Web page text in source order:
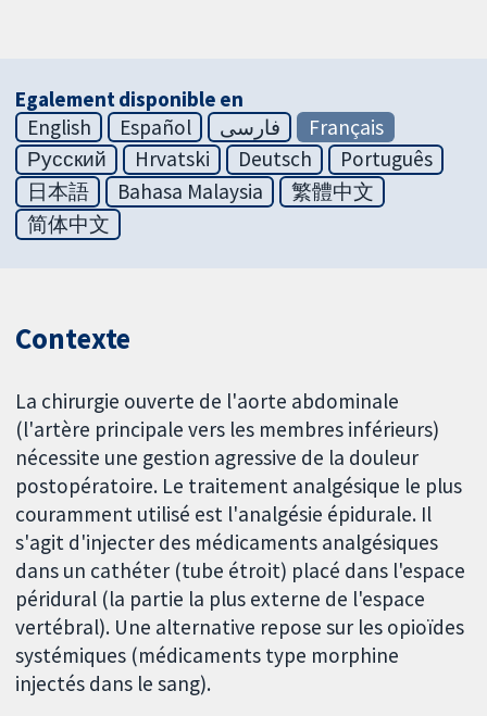
Egalement disponible en
English
Español فارسی
Français
Русский
Hrvatski Deutsch
Português
日本語
Bahasa Malaysia
繁體中文
简体中文
Contexte
La chirurgie ouverte de l'aorte abdominale
(l'artère principale vers les membres inférieurs)
nécessite une gestion agressive de la douleur
postopératoire. Le traitement analgésique le plus
couramment utilisé est l'analgésie épidurale. Il
s'agit d'injecter des médicaments analgésiques
dans un cathéter (tube étroit) placé dans l'espace
péridural (la partie la plus externe de l'espace
vertébral). Une alternative repose sur les opioïdes
systémiques (médicaments type morphine
injectés dans le sang).